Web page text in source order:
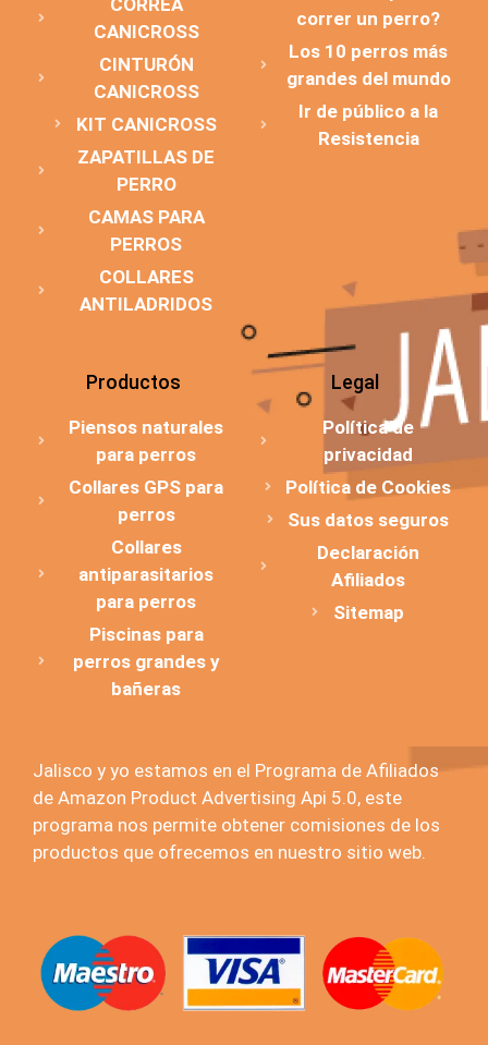
CANICROSS
CINTURÓN
CANICROSS
KIT CANICROSS
ZAPATILLAS DE
PERRO
CAMAS PARA
PERROS
COLLARES
ANTILADRIDOS
correr un perro?
Los 10 perros más
grandes del mundo
Ir de público a la
Resistencia
Productos
Piensos naturales
para perros
Collares GPS para
perros
Collares
antiparasitarios
para perros
Piscinas para
perros grandes y
bañeras
Legal
Política de
privacidad
Política de Cookies
Sus datos seguros
Declaración
Afiliados
Sitemap
Jalisco y yo estamos en el Programa de Afiliados
de Amazon Product Advertising Api 5.0, este
programa nos permite obtener comisiones de los
productos que ofrecemos en nuestro sitio web.